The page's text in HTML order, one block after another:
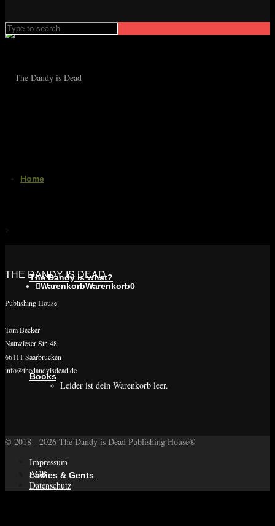
Home
The Dandy is what?
Books
Ladies & Gents
WarenkorbWarenkorb0
Leider ist dein Warenkorb leer.
THE DANDY IS DEAD
Publishing House
Tom Becker
Nauwieser Str. 48
66111 Saarbrücken
info@thedandyisdead.de
© 2018 - 2026 The Dandy is Dead Publishing House®
Impressum
AGB
Datenschutz